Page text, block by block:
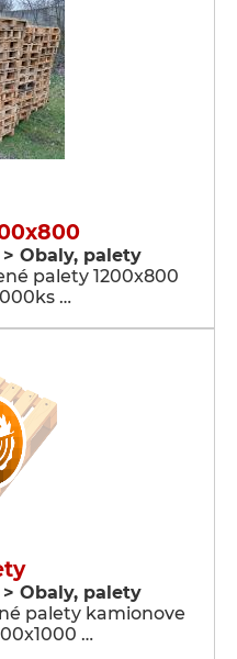
Obaly, palety
palety 1200x800
…
Obaly, palety
palety kamionove
…